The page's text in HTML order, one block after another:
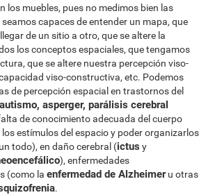
los muebles, pues no medimos bien las
capaces de entender un mapa, que
de un sitio a otro, que se altere la
los conceptos espaciales, que tengamos
que se altere nuestra percepción viso-
viso-constructiva, etc. Podemos
de percepción espacial en trastornos del
autismo, asperger, parálisis cerebral
de conocimiento adecuada del cuerpo
estímulos del espacio y poder organizarlos
todo), en daño cerebral (ictus y
), enfermedades
(como laenfermedad de Alzheimeru otras
.